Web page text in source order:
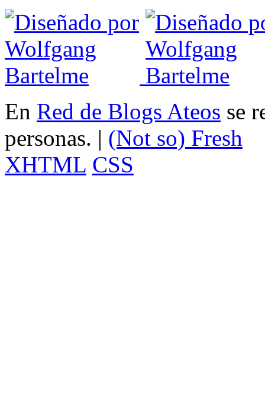
En Red de Blogs Ateos se
personas. | (Not so) Fresh
XHTML CSS